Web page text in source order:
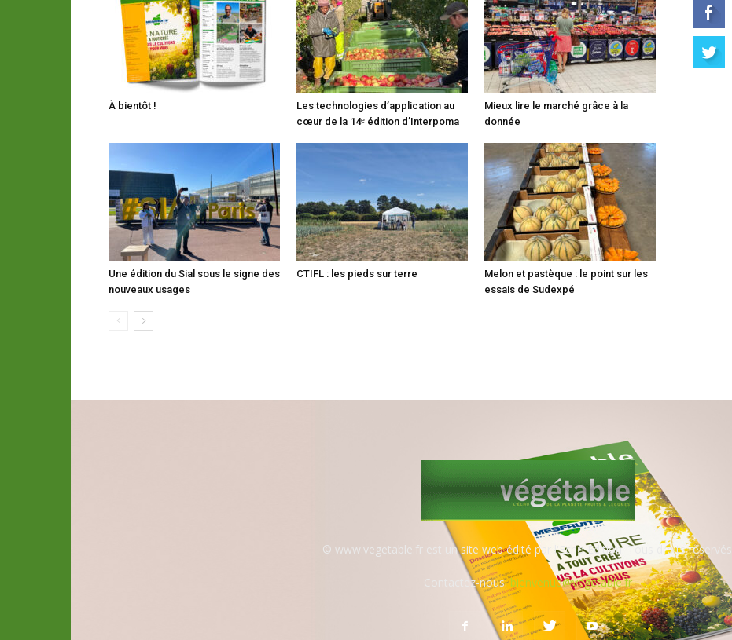
À bientôt !
Les technologies d’application au
cœur de la 14ᵉ édition d’Interpoma
Mieux lire le marché grâce à la
donnée
Une édition du Sial sous le signe des
nouveaux usages
CTIFL : les pieds sur terre
Melon et pastèque : le point sur les
essais de Sudexpé
© www.vegetable.fr est un site web édité par l'Echo Edition. Tous droits réservés.
Contactez-nous:bienvenue@vegetable.fr